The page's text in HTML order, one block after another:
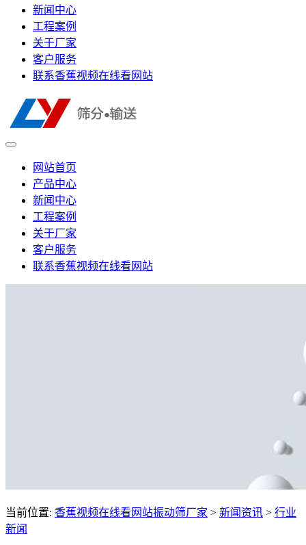
新闻中心
工程案例
关于厂家
客户服务
联系香蕉视频在线看网站
网站首页
产品中心
新闻中心
工程案例
关于厂家
客户服务
联系香蕉视频在线看网站
当前位置: 香蕉视频在线看网站振动筛厂家 > 新闻资讯 > 行业
新闻